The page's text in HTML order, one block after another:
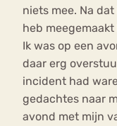
niets mee. Na
heb
Ik was op een
daar erg
incident had
gedachtes naar
avond met mijn